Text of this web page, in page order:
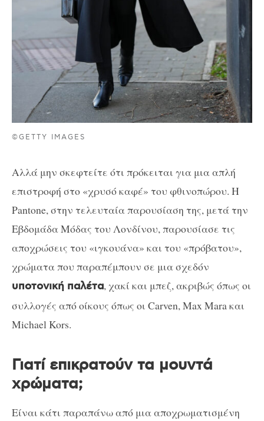
©GETTY IMAGES
Αλλά μην σκεφτείτε ότι πρόκειται για μια απλή
επιστροφή στο «χρυσό καφέ» του φθινοπώρου. Η
Pantone, στην τελευταία παρουσίαση της, μετά την
Εβδομάδα Μόδας του Λονδίνου, παρουσίασε τις
αποχρώσεις του «ιγκουάνα» και του «πρόβατου»,
χρώματα που παραπέμπουν σε μια σχεδόν
υποτονική παλέτα, χακί και μπεζ, ακριβώς όπως οι
συλλογές από οίκους όπως οι Carven, Max Mara και
Michael Kors.
Γιατί επικρατούν τα μουντά
χρώματα;
Είναι κάτι παραπάνω από μια αποχρωματισμένη